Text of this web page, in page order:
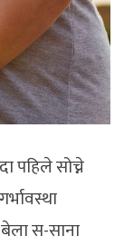
पहिले सोच्ने
स-साना